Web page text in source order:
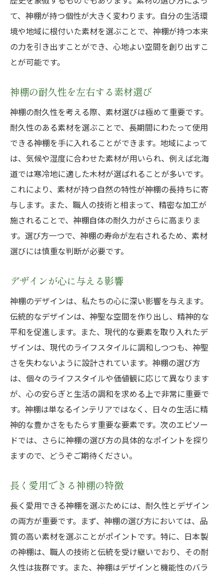
て、神棚が持つ個性が大きく変わります。自分の生活環
境や地域に根付いた素材を選ぶことで、神棚が持つ本来
の力を引き出すことができ、心地よい空間を創り出すこ
とが可能です。
神棚の耐久性を左右する素材選び
神棚の耐久性を考える際、素材選びは極めて重要です。
耐久性のある素材を選ぶことで、長期間にわたって使用
できる神棚を手に入れることができます。地域によって
は、気候や湿度に合わせた素材が用いられ、例えば北海
道では寒冷地に適した木材が選ばれることが多いです。
これにより、素材が持つ自然の特性が神棚の長持ちに寄
与します。また、職人の技術と相まって、精密な加工が
施されることで、神棚自体の耐久力がさらに高まりま
す。選び方一つで、神棚の寿命が左右されるため、素材
選びには慎重な判断が必要です。
デザインが心に与える影響
神棚のデザインは、私たちの心に深い影響を与えます。
伝統的なデザインは、神聖な空間を作り出し、精神的な
平和を促進します。また、現代的な要素を取り入れたデ
ザインは、現代のライフスタイルに調和しつつも、神聖
さを失わないように設計されています。神棚の選び方
は、個々のライフスタイルや価値観に応じて異なります
が、心の安らぎと生活の調和を求める上で非常に重要で
す。神棚は単なるインテリアではなく、日々の生活に精
神的な豊かさをもたらす重要な要素です。次のエピソー
ドでは、さらに神棚の選び方の具体的なポイントを探り
ますので、どうぞご期待ください。
長く愛用できる神棚の特徴
長く愛用できる神棚を選ぶためには、耐久性とデザイン
の両方が重要です。まず、神棚の選び方においては、品
質の高い素材を選ぶことがポイントです。特に、日本製
の神棚は、職人の技術と伝統を受け継いでおり、その耐
久性は抜群です。また、神棚はデザインと機能性のバラ